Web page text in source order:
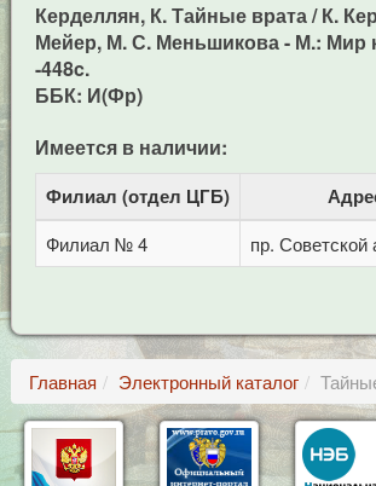
Керделлян, К. Тайные врата / К.
Мейер, М. С. Меньшикова - М.: Мир
-448c.
ББК: И(Фр)
Имеется в наличии:
Филиал (отдел ЦГБ)
Филиал № 4 пр. Советской
Главная Электронный каталог